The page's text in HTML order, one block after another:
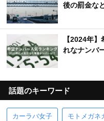
後の罰金な
【2024年
れなナンバ
話題のキーワード
カーラバ女子 モトメガネ